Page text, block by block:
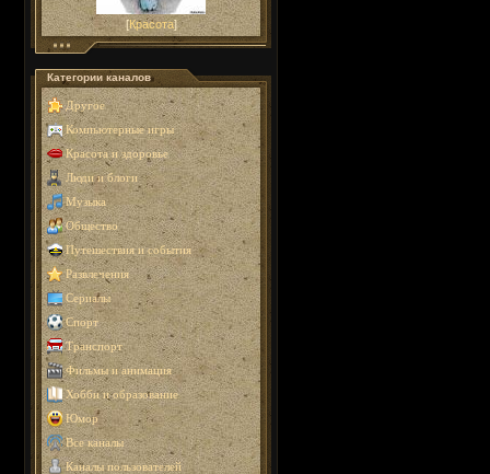
[Красота]
Категории каналов
Другое
Компьютерные игры
Красота и здоровье
Люди и блоги
Музыка
Общество
Путешествия и события
Развлечения
Сериалы
Спорт
Транспорт
Фильмы и анимация
Хобби и образование
Юмор
Все каналы
Каналы пользователей